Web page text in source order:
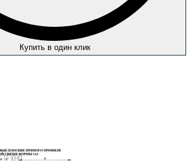
Купить в один клик